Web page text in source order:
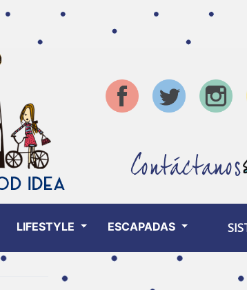
Contáctanos
LIFESTYLE ESCAPADAS